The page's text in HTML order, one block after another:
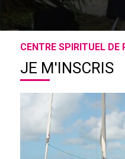
CENTRE SPIRITUEL DE
JE M'INSCRIS